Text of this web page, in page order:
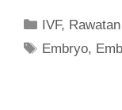
IVF,
Embryo,